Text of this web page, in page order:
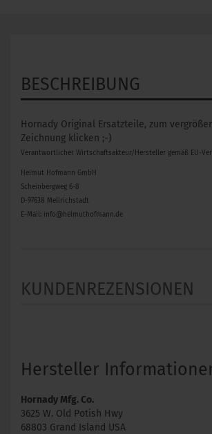
BESCHREIBUNG
Hornady Original Ersatzteile, zum
Zeichnung klicken ;-)
Verantwortlicher Wirtschaftsakteur/Hersteller gemäß EU-
Helmut Hofmann GmbH
Scheinbergweg 6-8
D-97638 Mellrichstadt
E-Mail: info@helmuthofmann.de
KUNDENREZENSIONEN
Hersteller
Hornady Mfg. Co.
3625 W. Old Potish Hwy
68803 Grand Island USA